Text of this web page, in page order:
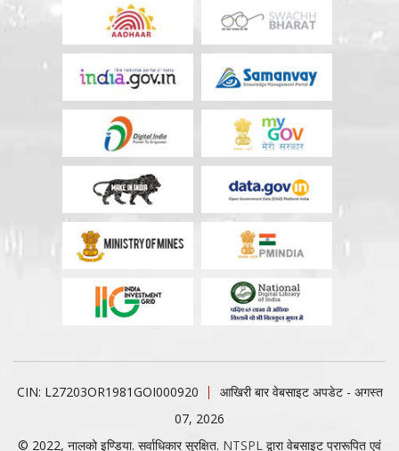
CIN: L27203OR1981GOI000920
आखिरी बार वेबसाइट अपडेट - अगस्त
07, 2026
© 2022, नालको इण्डिया. सर्वाधिकार सुरक्षित. NTSPL द्वारा वेबसाइट प्रारूपित एवं